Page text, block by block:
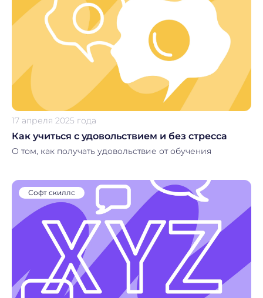
17 апреля 2025 года
Как учиться с удовольствием и без стресса
О том, как получать удовольствие от обучения
Софт скиллс